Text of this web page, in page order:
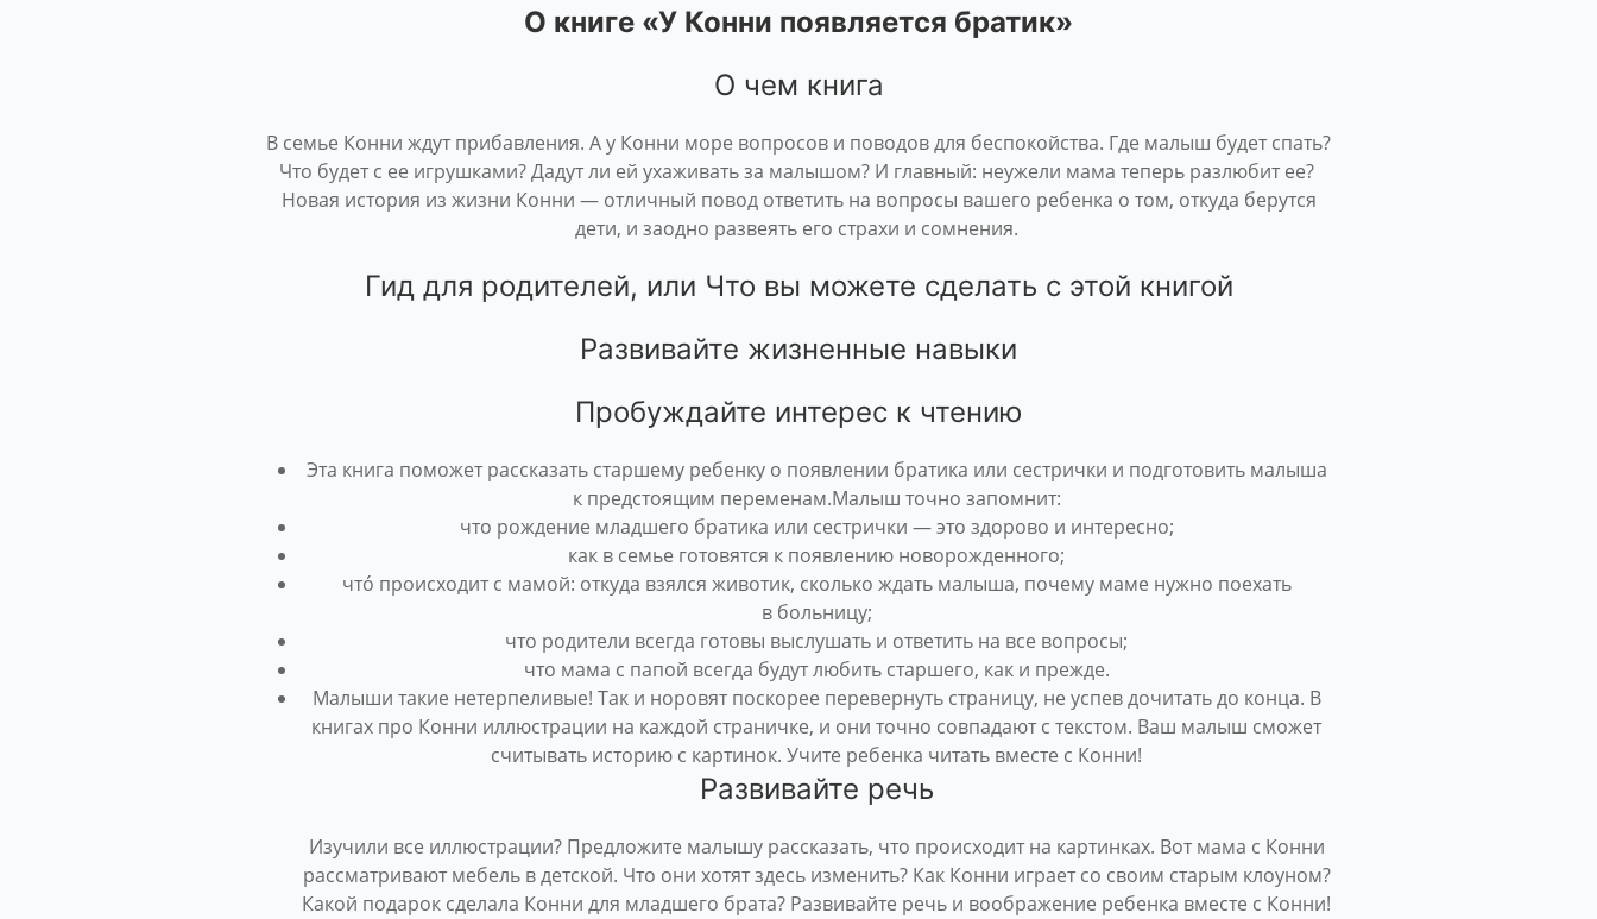
О книге «У Конни появляется братик»
О чем книга
В семье Конни ждут прибавления. А у Конни море вопросов и поводов для беспокойства. Где малыш будет спать?
Что будет с ее игрушками? Дадут ли ей ухаживать за малышом? И главный: неужели мама теперь разлюбит ее?
Новая история из жизни Конни — отличный повод ответить на вопросы вашего ребенка о том, откуда берутся
дети, и заодно развеять его страхи и сомнения.
Гид для родителей, или Что вы можете сделать с этой книгой
Развивайте жизненные навыки
Пробуждайте интерес к чтению
Эта книга поможет рассказать старшему ребенку о появлении братика или сестрички и подготовить малыша
к предстоящим переменам.Малыш точно запомнит:
что рождение младшего братика или сестрички — это здорово и интересно;
как в семье готовятся к появлению новорожденного;
чтó происходит с мамой: откуда взялся животик, сколько ждать малыша, почему маме нужно поехать
в больницу;
что родители всегда готовы выслушать и ответить на все вопросы;
что мама с папой всегда будут любить старшего, как и прежде.
Малыши такие нетерпеливые! Так и норовят поскорее перевернуть страницу, не успев дочитать до конца. В
книгах про Конни иллюстрации на каждой страничке, и они точно совпадают с текстом. Ваш малыш сможет
считывать историю с картинок. Учите ребенка читать вместе с Конни!
Развивайте речь
Изучили все иллюстрации? Предложите малышу рассказать, что происходит на картинках. Вот мама с Конни
рассматривают мебель в детской. Что они хотят здесь изменить? Как Конни играет со своим старым клоуном?
Какой подарок сделала Конни для младшего брата? Развивайте речь и воображение ребенка вместе с Конни!